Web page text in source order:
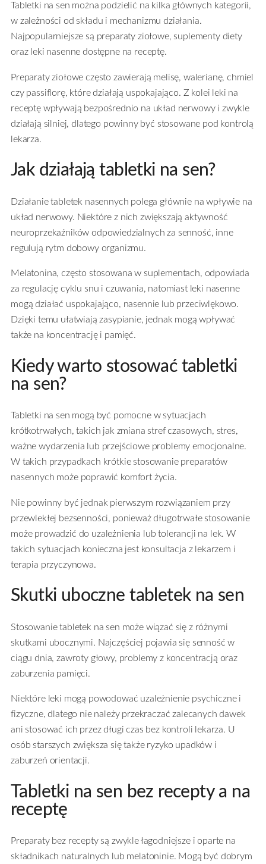
Tabletki na sen można podzielić na kilka głównych kategorii,
w zależności od składu i mechanizmu działania.
Najpopularniejsze są preparaty ziołowe, suplementy diety
oraz leki nasenne dostępne na receptę.
Preparaty ziołowe często zawierają melisę, walerianę, chmiel
czy passiflorę, które działają uspokajająco. Z kolei leki na
receptę wpływają bezpośrednio na układ nerwowy i zwykle
działają silniej, dlatego powinny być stosowane pod kontrolą
lekarza.
Jak działają tabletki na sen?
Działanie tabletek nasennych polega głównie na wpływie na
układ nerwowy. Niektóre z nich zwiększają aktywność
neuroprzekaźników odpowiedzialnych za senność, inne
regulują rytm dobowy organizmu.
Melatonina, często stosowana w suplementach, odpowiada
za regulację cyklu snu i czuwania, natomiast leki nasenne
mogą działać uspokajająco, nasennie lub przeciwlękowo.
Dzięki temu ułatwiają zasypianie, jednak mogą wpływać
także na koncentrację i pamięć.
Kiedy warto stosować tabletki
na sen?
Tabletki na sen mogą być pomocne w sytuacjach
krótkotrwałych, takich jak zmiana stref czasowych, stres,
ważne wydarzenia lub przejściowe problemy emocjonalne.
W takich przypadkach krótkie stosowanie preparatów
nasennych może poprawić komfort życia.
Nie powinny być jednak pierwszym rozwiązaniem przy
przewlekłej bezsenności, ponieważ długotrwałe stosowanie
może prowadzić do uzależnienia lub tolerancji na lek. W
takich sytuacjach konieczna jest konsultacja z lekarzem i
terapia przyczynowa.
Skutki uboczne tabletek na sen
Stosowanie tabletek na sen może wiązać się z różnymi
skutkami ubocznymi. Najczęściej pojawia się senność w
ciągu dnia, zawroty głowy, problemy z koncentracją oraz
zaburzenia pamięci.
Niektóre leki mogą powodować uzależnienie psychiczne i
fizyczne, dlatego nie należy przekraczać zalecanych dawek
ani stosować ich przez długi czas bez kontroli lekarza. U
osób starszych zwiększa się także ryzyko upadków i
zaburzeń orientacji.
Tabletki na sen bez recepty a na
receptę
Preparaty bez recepty są zwykle łagodniejsze i oparte na
składnikach naturalnych lub melatoninie. Mogą być dobrym